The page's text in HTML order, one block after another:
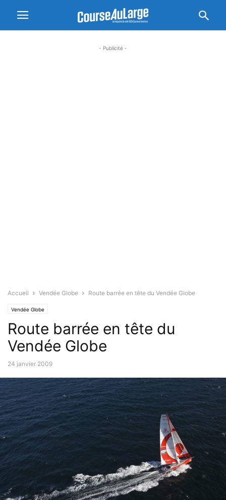
- Publicité -
Accueil Vendée Globe Route barrée en tête du Vendée Globe
Vendée Globe
Route barrée en tête du
Vendée Globe
24 janvier 2009